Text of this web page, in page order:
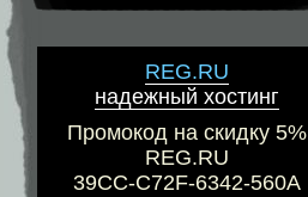
REG.RU
надежный хостинг
Промокод на скидку 5%
REG.RU
39CC-C72F-6342-560A